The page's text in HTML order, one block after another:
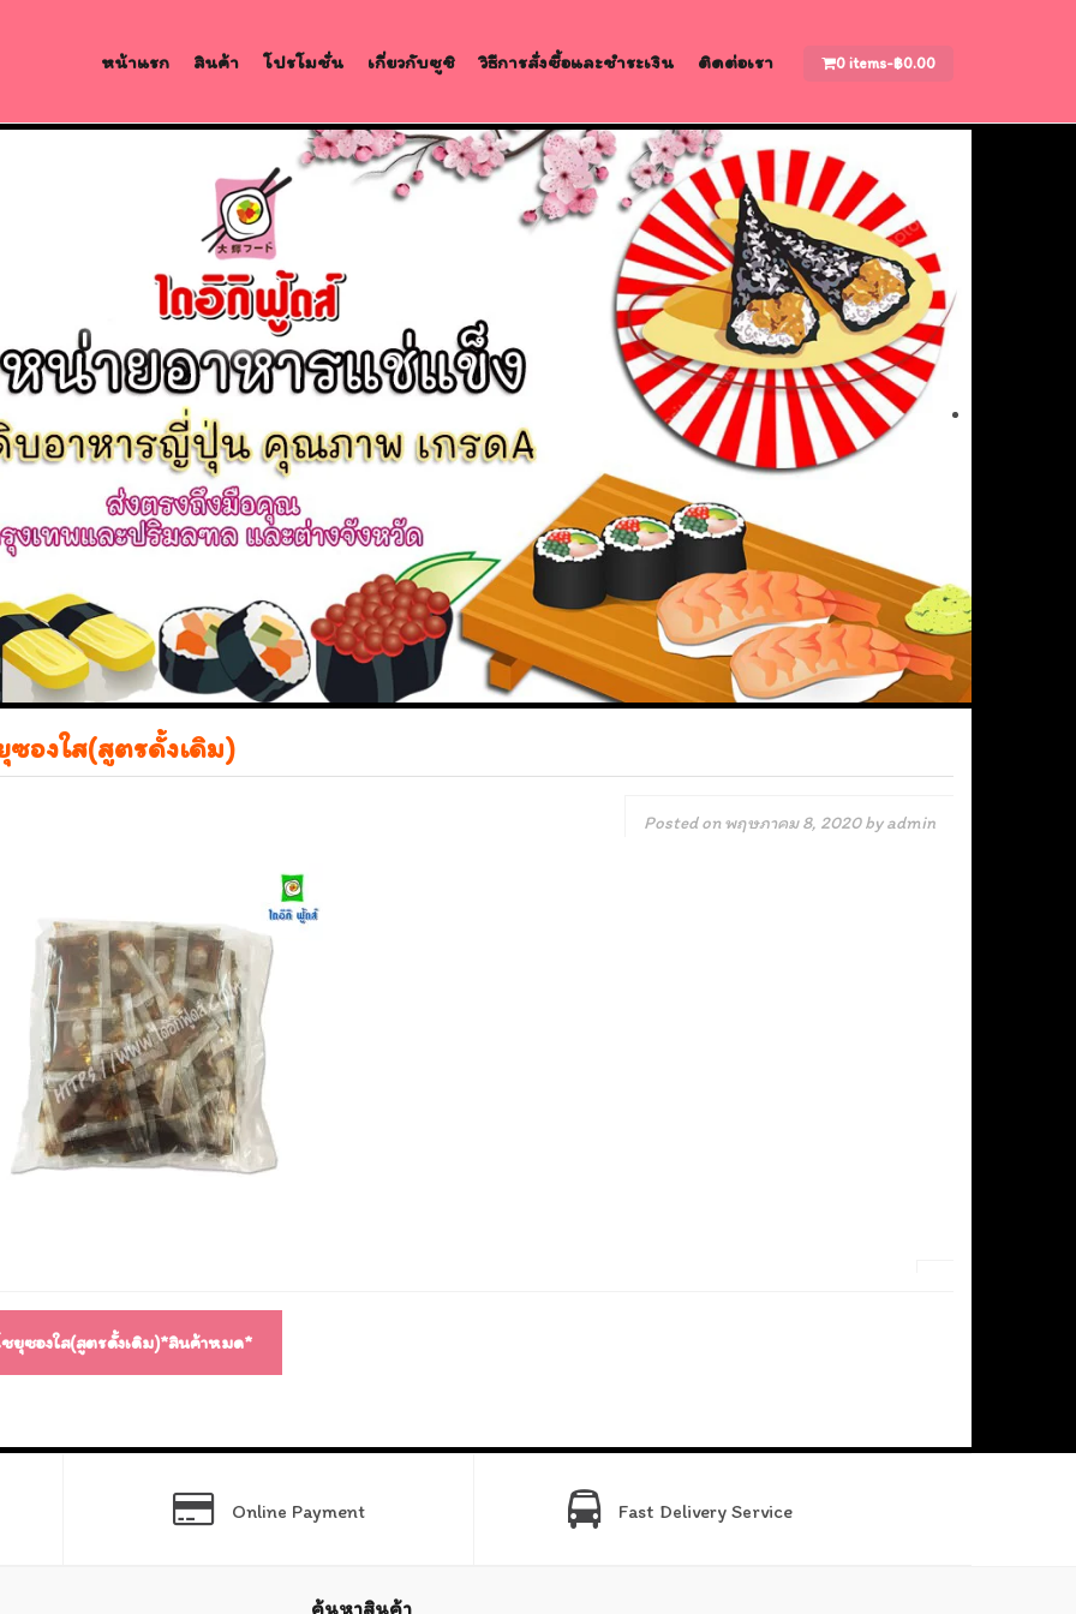
หน้าแรก สินค้า โปรโมชั่น เกี่ยวกับซูชิ วิธีการสั่งซื้อและชำระเงิน ติดต่อเรา 0 items-฿0.00
ซองใส(สูตรดั้งเดิม)
Posted onพฤษภาคม 8, 2020byadmin
ยุซองใส(สูตรดั้งเดิม)*สินค้าหมด*
Online Payment Fast Delivery Service
ค้นหาสินค้า